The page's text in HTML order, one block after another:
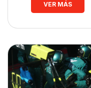
VER MÁS